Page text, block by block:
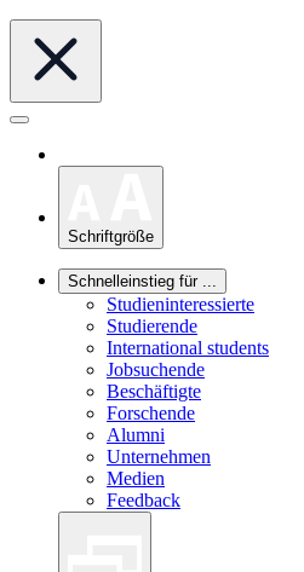
Schriftgröße
Schnelleinstieg für ...
Studieninteressierte
Studierende
International students
Jobsuchende
Beschäftigte
Forschende
Alumni
Unternehmen
Medien
Feedback